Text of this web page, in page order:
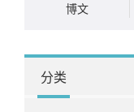
博文
分类